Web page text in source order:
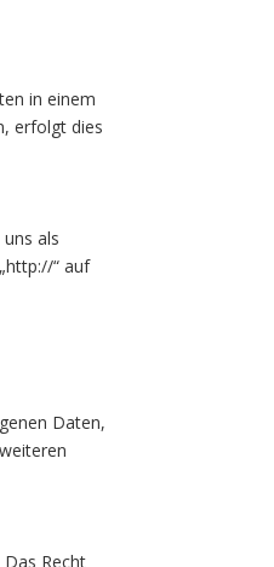
in einem
erfolgt dies
als
“ auf
Daten,
Recht